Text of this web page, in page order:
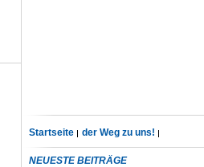
Startseite der Weg zu uns!
NEUESTE BEITRÄGE